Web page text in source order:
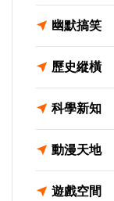
幽默搞笑
歷史縱橫
科學新知
動漫天地
遊戲空間